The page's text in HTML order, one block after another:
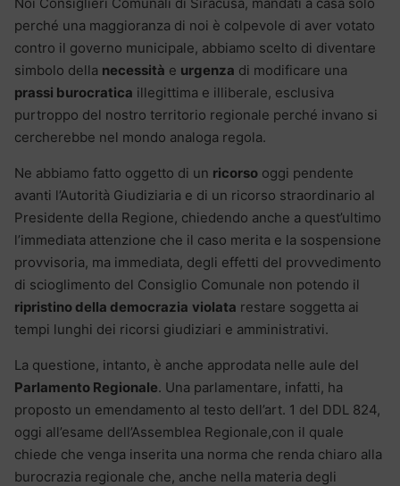
perché una maggioranza di noi è colpevole di aver votato
contro il governo municipale, abbiamo scelto di diventare
simbolo della necessità e urgenza di modificare una
prassi burocratica illegittima e illiberale, esclusiva
purtroppo del nostro territorio regionale perché invano si
cercherebbe nel mondo analoga regola.
Ne abbiamo fatto oggetto di un ricorso oggi pendente
avanti l’Autorità Giudiziaria e di un ricorso straordinario al
Presidente della Regione, chiedendo anche a quest’ultimo
l’immediata attenzione che il caso merita e la sospensione
provvisoria, ma immediata, degli effetti del provvedimento
di scioglimento del Consiglio Comunale non potendo il
ripristino della democrazia violata restare soggetta ai
tempi lunghi dei ricorsi giudiziari e amministrativi.
La questione, intanto, è anche approdata nelle aule del
Parlamento Regionale. Una parlamentare, infatti, ha
proposto un emendamento al testo dell’art. 1 del DDL 824,
oggi all’esame dell’Assemblea Regionale,con il quale
chiede che venga inserita una norma che renda chiaro alla
burocrazia regionale che, anche nella materia degli